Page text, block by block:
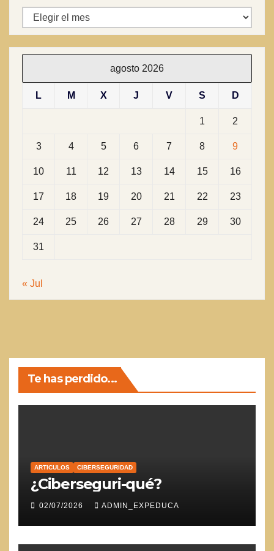
Archivos
agosto 2026
L M X J V S D
1 2
3 4 5 6 7 8 9
10 11 12 13 14 15 16
17 18 19 20 21 22 23
24 25 26 27 28 29 30
31
« Jul
Te has perdido...
ARTICULOS CIBERSEGURIDAD
¿Ciberseguri-qué?
02/07/2026 ADMIN_EXPEDUCA